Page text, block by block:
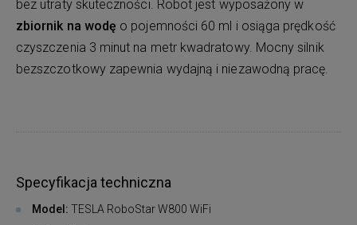
bez utraty skuteczności. Robot jest wyposażony w
zbiornik na wodę o pojemności 60 ml i osiąga prędkość
czyszczenia 3 minut na metr kwadratowy. Mocny silnik
bezszczotkowy zapewnia wydajną i niezawodną pracę.
Specyfikacja techniczna
Model: TESLA RoboStar W800 WiFi